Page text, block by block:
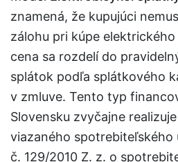
znamená, že kupujúci
zálohu pri kúpe
cena sa rozdelí do
splátok podľa splátkového
v zmluve. Tento typ
Slovensku zvyčajne
viazaného spotrebiteľského
č. 129/2010 Z. z. o